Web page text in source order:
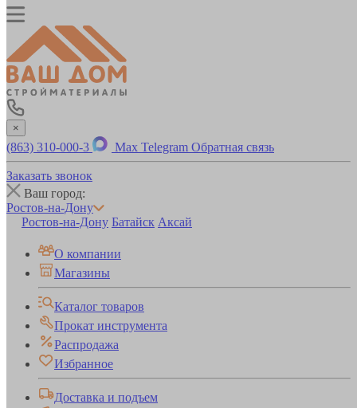
×
(863) 310-000-3 Max Telegram Обратная связь
Заказать звонок
Ваш город:
Ростов-на-Дону
Ростов-на-Дону Батайск Аксай
О компании
Магазины
Каталог товаров
Прокат инструмента
Распродажа
Избранное
Доставка и подъем